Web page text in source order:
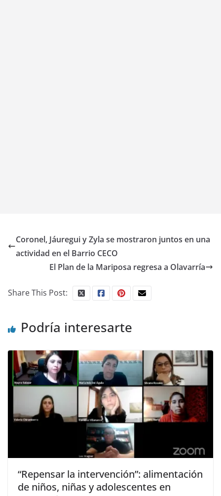
Coronel, Jáuregui y Zyla se mostraron juntos en una
actividad en el Barrio CECO
El Plan de la Mariposa regresa a Olavarría
Share This Post:
Podría interesarte
“Repensar la intervención”: alimentación
de niños, niñas y adolescentes en